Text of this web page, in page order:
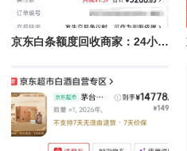
京东白条额度回收商家：24小时在线，提现秒到，轻松享受极速服务！